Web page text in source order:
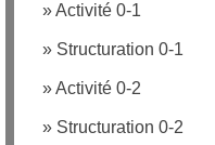
»Activité 0-1
» Structuration 0-1
»Activité 0-2
» Structuration 0-2